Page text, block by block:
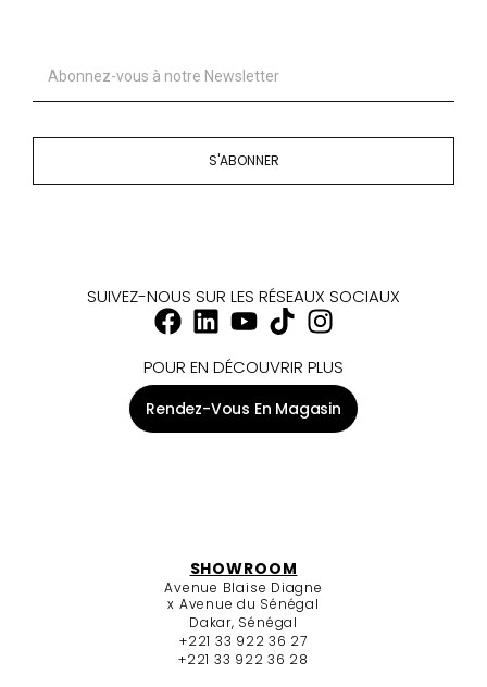
S'ABONNER
SUIVEZ-NOUS SUR LES RÉSEAUX SOCIAUX
POUR EN DÉCOUVRIR PLUS
Rendez-Vous En Magasin
SHOWROOM
Avenue Blaise Diagne
x Avenue du Sénégal
Dakar, Sénégal
+221 33 922 36 27
+221 33 922 36 28